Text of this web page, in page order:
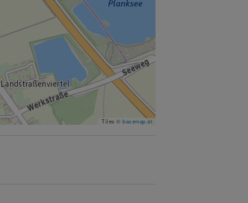
Tiles © basemap.at